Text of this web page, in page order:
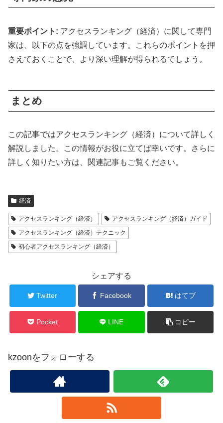
重要ポイント: アクセスランキング（経済）に関して専門
家は、以下の点を強調しています。これらのポイントを押
さえておくことで、より深い理解が得られるでしょう。
まとめ
この記事ではアクセスランキング（経済）について詳しく
解説しました。この情報がお役に立てば幸いです。さらに
詳しく知りたい方は、関連記事もご覧ください。
経済
アクセスランキング（経済）
アクセスランキング（経済）ガイド
アクセスランキング（経済）テクニック
初心者アクセスランキング（経済）
シェアする
Twitter Facebook はてブ
Pocket LINE コピー
kzoonをフォローする